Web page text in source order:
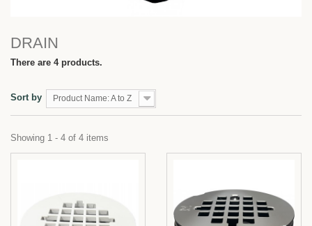
RETURNS
DRAIN
There are 4 products.
Sort by Product Name: A to Z
Showing 1 - 4 of 4 items